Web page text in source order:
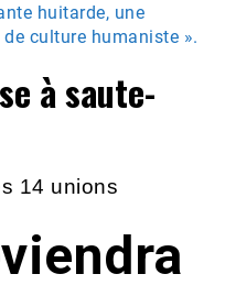
huitarde, une
culture humaniste ».
à saute-
14 unions